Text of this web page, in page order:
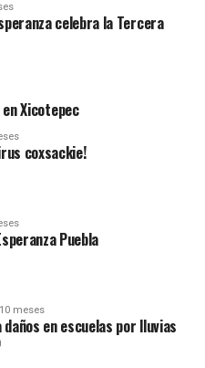
celebra la Tercera
Xicotepec
coxsackie!
Puebla
meses
daños en escuelas por lluvias